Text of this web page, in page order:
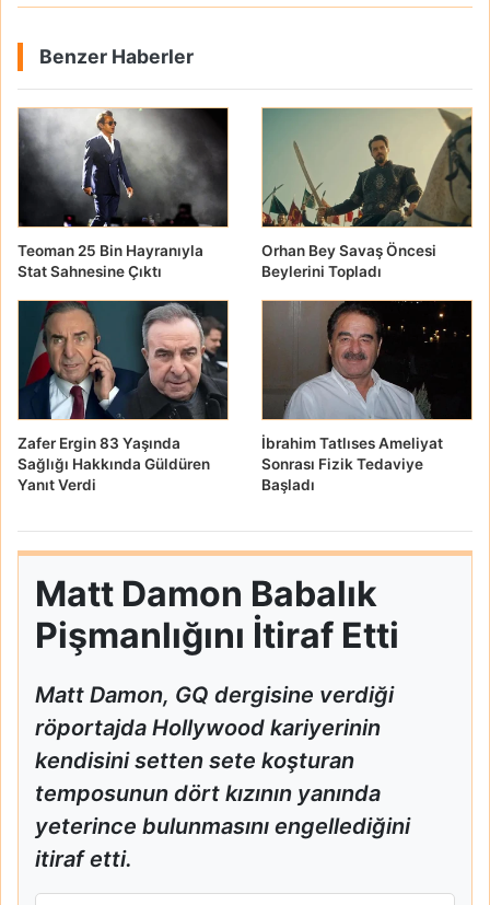
Benzer Haberler
Teoman 25 Bin Hayranıyla
Stat Sahnesine Çıktı
Orhan Bey Savaş Öncesi
Beylerini Topladı
Zafer Ergin 83 Yaşında
Sağlığı Hakkında Güldüren
Yanıt Verdi
İbrahim Tatlıses Ameliyat
Sonrası Fizik Tedaviye
Başladı
Matt Damon Babalık
Pişmanlığını İtiraf Etti
Matt Damon, GQ dergisine verdiği
röportajda Hollywood kariyerinin
kendisini setten sete koşturan
temposunun dört kızının yanında
yeterince bulunmasını engellediğini
itiraf etti.